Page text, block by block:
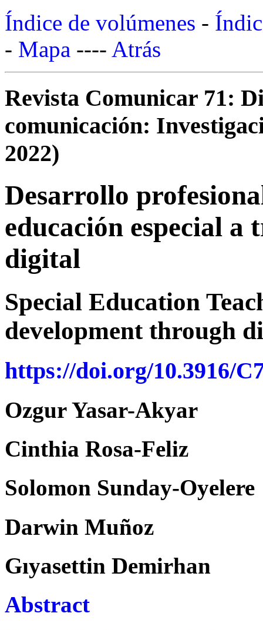
Índice de volúmenes -
- Mapa ---- Atrás
Revista Comunicar 71:
comunicación:
2022)
Desarrollo
educación especial a
digital
Special Education
development through
https://doi.org/10.3916/
Ozgur Yasar-Akyar
Cinthia Rosa-Feliz
Solomon Sunday-Oyelere
Darwin Muñoz
Gıyasettin Demirhan
Abstract